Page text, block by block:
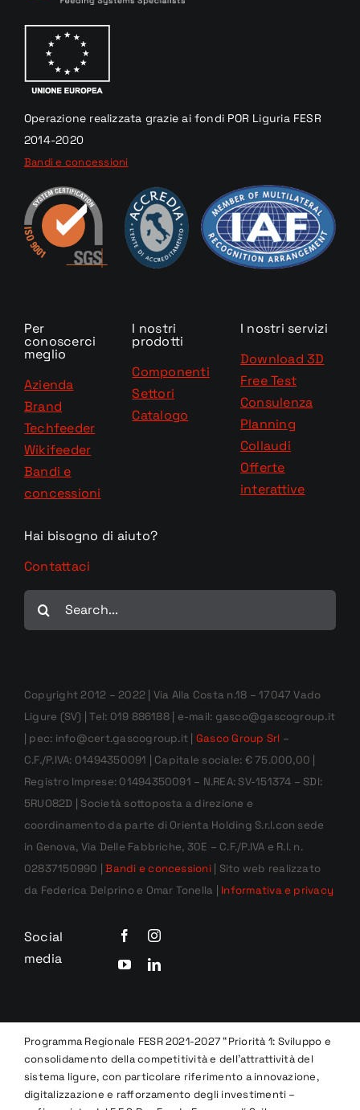
Operazione realizzata grazieai fondi POR Liguria FESR
2014-2020
Bandi e concessioni
Per
conoscerci
meglio
Azienda
Brand
Techfeeder
Wikifeeder
Bandi e
concessioni
I nostri
prodotti
Componenti
Settori
Catalogo
I nostri servizi
Download 3D
Free Test
Consulenza
Planning
Collaudi
Offerte
interattive
Hai bisogno di aiuto?
Contattaci
per:
Copyright 2012 – 2022 | Via Alla Costa n.18 – 17047 Vado
Ligure (SV) | Tel: 019 886188 | e-mail: gasco@gascogroup.it
| pec: info@cert.gascogroup.it |
Gasco Group Srl –
C.F./P.IVA: 01494350091 | Capitale sociale: € 75.000,00 |
Registro Imprese: 01494350091 – N.REA: SV-151374 – SDI:
5RUO82D | Società sottoposta a direzione e
coordinamento da parte di Orienta Holding S.r.l.con sede
in Genova, Via Delle Fabbriche, 30E – C.F./P.IVA e R.I. n.
02837150990 |Bandi e concessioni| Sito web realizzato
da Federica Delprino e Omar Tonella | Informativa e privacy
Social
media
Programma Regionale FESR 2021-2027 “Priorità 1: Sviluppo e
consolidamento della competitività e dell’attrattività del
sistema ligure, con particolare riferimento a innovazione,
digitalizzazione e rafforzamento degli investimenti –